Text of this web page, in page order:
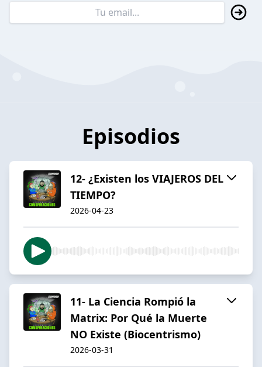
Episodios
12- ¿Existen los VIAJEROS DEL
TIEMPO?
2026-04-23
11- La Ciencia Rompió la
Matrix: Por Qué la Muerte
NO Existe (Biocentrismo)
2026-03-31